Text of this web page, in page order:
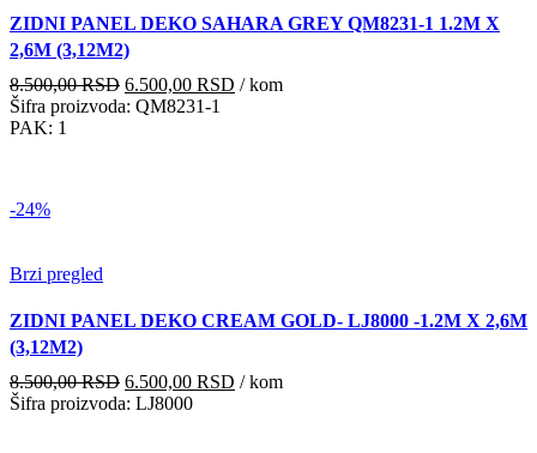
ZIDNI PANEL DEKO SAHARA GREY QM8231-1 1.2M X
2,6M (3,12M2)
8.500,00RSD Originalna
cena
6.500,00 RSD Trenutna
/ kom
Šifra proizvoda: QM8231-1
PAK: 1
-24%
Brzi pregled
ZIDNI PANEL DEKO CREAM GOLD- LJ8000 -1.2M X 2,6M
(3,12M2)
8.500,00RSD Originalna
cena
6.500,00 RSD Trenutna
/ kom
Šifra proizvoda: LJ8000